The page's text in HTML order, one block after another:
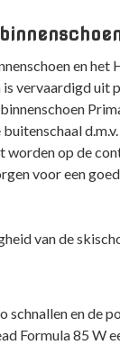
en
is vervaardigd uit
worden op de
voor een
van de
schnallen en de
Formula 85 W